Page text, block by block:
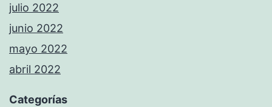
julio 2022
junio 2022
mayo 2022
abril 2022
Categorías